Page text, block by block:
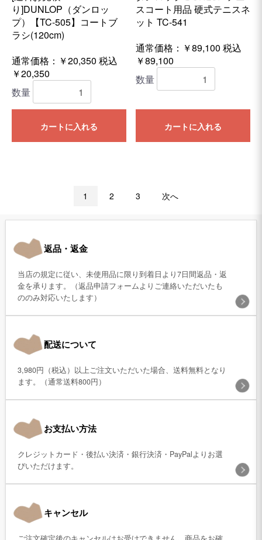
り]DUNLOP（ダンロッ
プ）【TC-505】コートブ
ラシ(120cm)
通常価格：￥20,350 税込
￥20,350
数量
カートに入れる
スコート用品 硬式テニスネ
ット TC-541
通常価格：￥89,100 税込
￥89,100
数量
カートに入れる
1 2 3 次へ
返品・返金
当店の規定に従い、未使用品に限り到着日より7日間返品・返
金を承ります。（返品申請フォームよりご連絡いただいたも
ののみ対応いたします）
配送について
3,980円（税込）以上ご注文いただいた場合、送料無料となり
ます。（通常送料800円）
お支払い方法
クレジットカード・後払い決済・銀行決済・PayPalよりお選
びいただけます。
キャンセル